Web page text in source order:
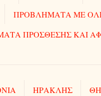
ΠΡΟΒΛΗΜΑΤΑ ΜΕ
ΠΡΟΣΘΕΣΗΣ ΚΑΙ
ΗΡΑΚΛΗΣ